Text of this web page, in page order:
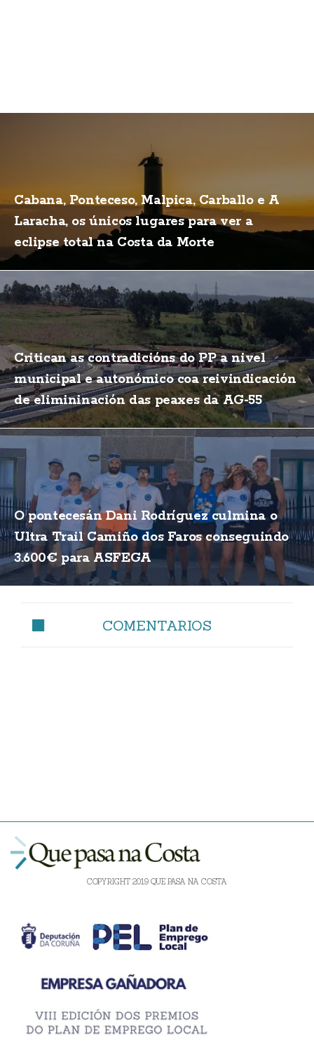
Cabana, Ponteceso, Malpica, Carballo e A
Laracha, os únicos lugares para ver a
eclipse total na Costa da Morte
Critican as contradicións do PP a nivel
municipal e autonómico coa reivindicación
de elimininación das peaxes da AG-55
O pontecesán Dani Rodríguez culmina o
Ultra Trail Camiño dos Faros conseguindo
3.600€ para ASFEGA
COMENTARIOS
COPYRIGHT 2019 QUE PASA NA COSTA